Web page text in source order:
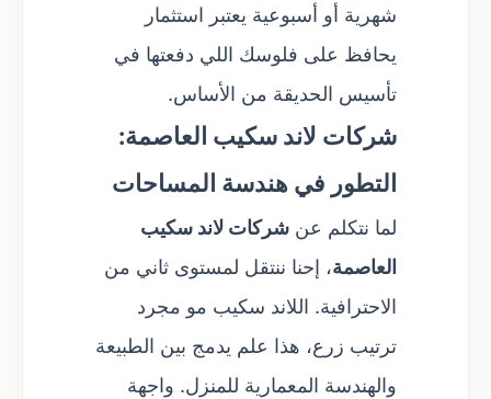
شهرية أو أسبوعية يعتبر استثمار
يحافظ على فلوسك اللي دفعتها في
تأسيس الحديقة من الأساس.
شركات لاند سكيب العاصمة:
التطور في هندسة المساحات
لما نتكلم عن شركات لاند سكيب
العاصمة، إحنا ننتقل لمستوى ثاني من
الاحترافية. اللاند سكيب مو مجرد
ترتيب زرع، هذا علم يدمج بين الطبيعة
والهندسة المعمارية للمنزل. واجهة